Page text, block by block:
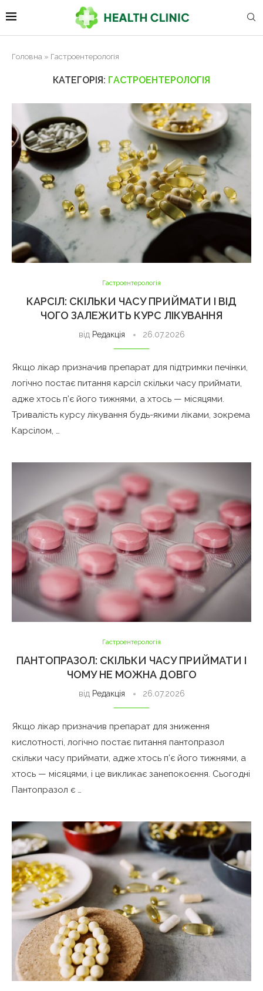
Головна » Гастроентерологія
КАТЕГОРІЯ: ГАСТРОЕНТЕРОЛОГІЯ
Гастроентерологія
КАРСІЛ: СКІЛЬКИ ЧАСУ ПРИЙМАТИ І ВІД
ЧОГО ЗАЛЕЖИТЬ КУРС ЛІКУВАННЯ
від Редакція 26.07.2026
Якщо лікар призначив препарат для підтримки печінки,
логічно постає питання карсіл скільки часу приймати,
адже хтось п’є його тижнями, а хтось — місяцями.
Тривалість курсу лікування будь-якими ліками, зокрема
Карсілом, …
Гастроентерологія
ПАНТОПРАЗОЛ: СКІЛЬКИ ЧАСУ ПРИЙМАТИ І
ЧОМУ НЕ МОЖНА ДОВГО
від Редакція 26.07.2026
Якщо лікар призначив препарат для зниження
кислотності, логічно постає питання пантопразол
скільки часу приймати, адже хтось п’є його тижнями, а
хтось — місяцями, і це викликає занепокоєння. Сьогодні
Пантопразол є …